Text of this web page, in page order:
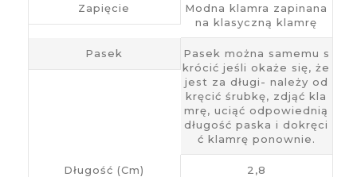
Zapięcie
Modna klamra zapinana
na klasyczną klamrę
Pasek
Pasek można samemu s
krócić jeśli okaże się, że
jest za długi- należy od
kręcić śrubkę, zdjąć kla
mrę, uciąć odpowiednią
długość paska i dokręci
ć klamrę ponownie.
Długość (cm) 2,8